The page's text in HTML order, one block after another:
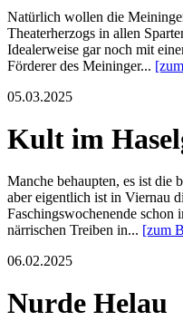
Natürlich wollen die
Theaterherzogs in allen
Idealerweise gar noch mit
Förderer des Meininger...
05.03.2025
Kult im
Manche behaupten, es ist die
aber eigentlich ist in Viernau
Faschingswochenende schon
närrischen Treiben in... [zum
06.02.2025
Nurde Helau